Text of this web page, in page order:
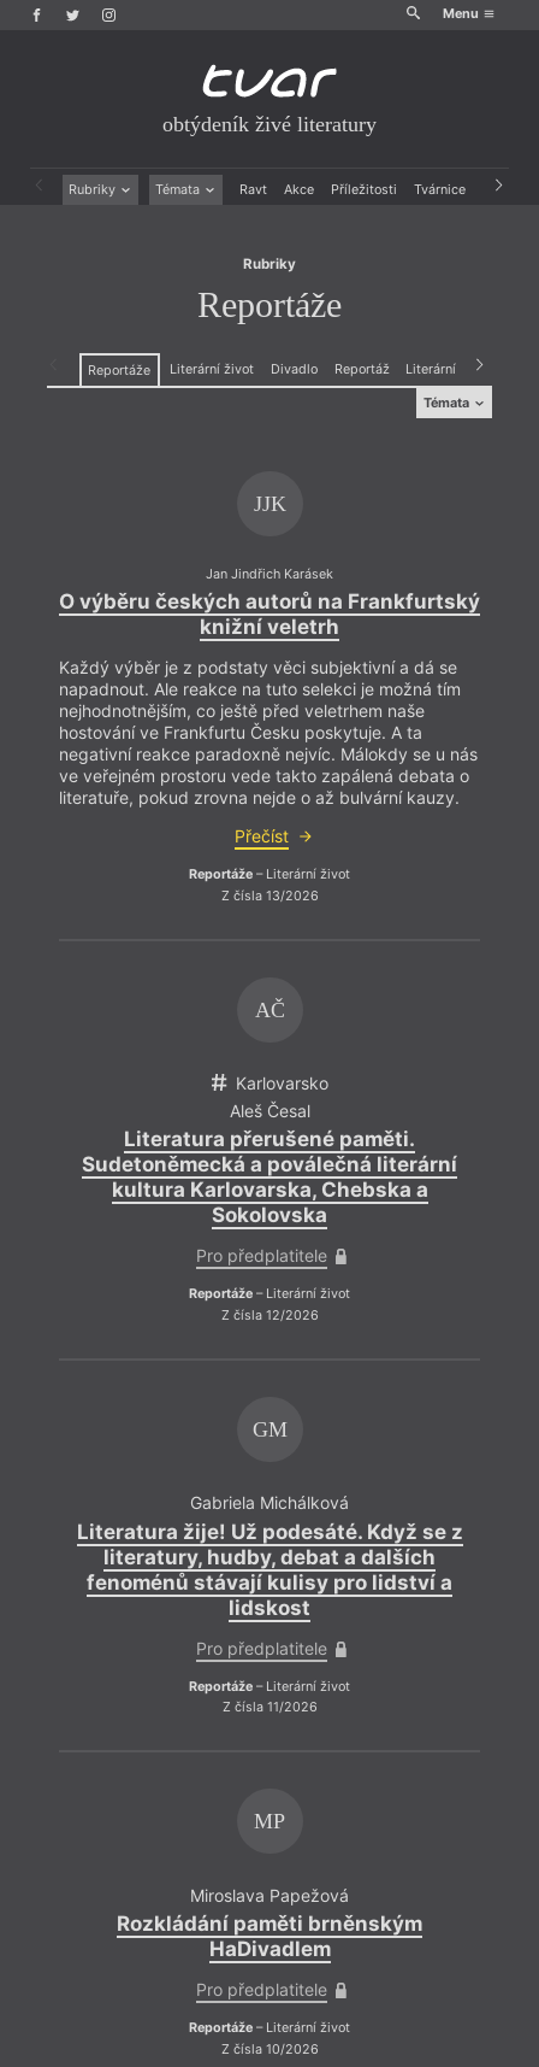
Menu
obtýdeník živé literatury
Rubriky Témata Ravt Akce Příležitosti Tvárnice Archiv
Rozhovory
Dokument
Výroční ceny
Rubriky
Reportáže
Rubriky
Reportáže
Reportáže Literární život Divadlo Reportáž Literární zítřky
Témata
JJK
Jan Jindřich Karásek
O výběru českých autorů na Frankfurtský
knižní veletrh
Každý výběr je z podstaty věci subjektivní a dá se
napadnout. Ale reakce na tuto selekci je možná tím
nejhodnotnějším, co ještě před veletrhem naše
hostování ve Frankfurtu Česku poskytuje. A ta
negativní reakce paradoxně nejvíc. Málokdy se u nás
ve veřejném prostoru vede takto zapálená debata o
literatuře, pokud zrovna nejde o až bulvární kauzy.
Přečíst
Reportáže – Literární život
Z čísla 13/2026
AČ
Karlovarsko
Aleš Česal
Literatura přerušené paměti.
Sudetoněmecká a poválečná literární
kultura Karlovarska, Chebska a
Sokolovska
Pro předplatitele
Reportáže – Literární život
Z čísla 12/2026
GM
Gabriela Michálková
Literatura žije! Už podesáté. Když se z
literatury, hudby, debat a dalších
fenoménů stávají kulisy pro lidství a
lidskost
Pro předplatitele
Reportáže – Literární život
Z čísla 11/2026
MP
Miroslava Papežová
Rozkládání paměti brněnským
HaDivadlem
Pro předplatitele
Reportáže – Literární život
Z čísla 10/2026